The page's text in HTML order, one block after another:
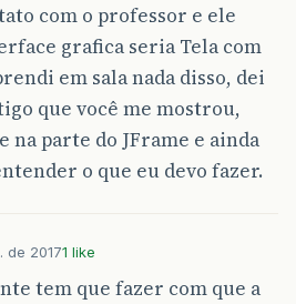
com o professor e ele
grafica seria Tela com
em sala nada disso, dei
que você me mostrou,
parte do JFrame e ainda
o que eu devo fazer.
de 20171 like
tem que fazer com que a